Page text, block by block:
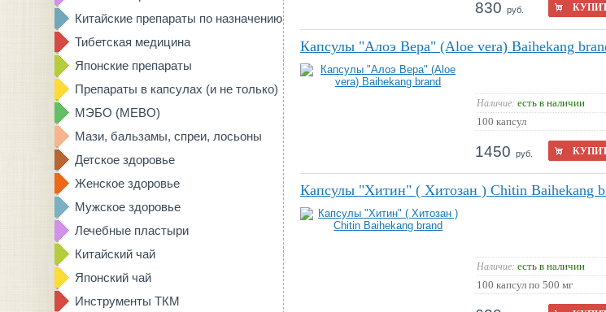
Китайские препараты по назначению
Тибетская медицина
Японские препараты
Препараты в капсулах (и не только)
МЭБО (MEBO)
Мази, бальзамы, спреи, лосьоны
Детское здоровье
Женское здоровье
Мужское здоровье
Лечебные пластыри
Китайский чай
Японский чай
Инструменты ТКМ
830 руб.
Капсулы "Алоэ Вера" (Aloe vera) Baihekang
Наличие: есть в наличии
100 капсул
1450 руб.
Капсулы "Хитин" ( Хитозан ) Chitin Baihekang
Наличие: есть в наличии
100 капсул по 500 мг